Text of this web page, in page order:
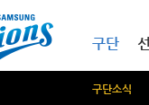
구단
구단소식